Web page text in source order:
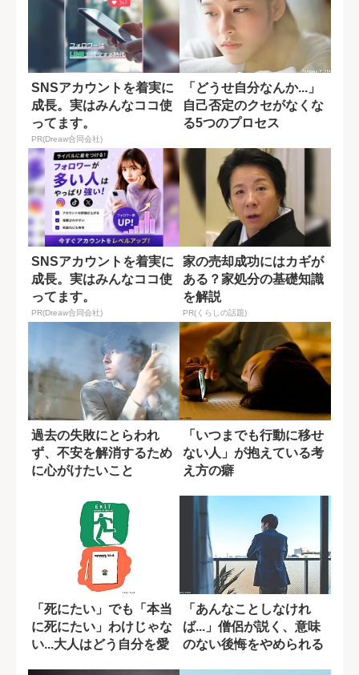
SNSアカウントを着実に
成長。実はみんなココ使
ってます。
PR(Dreaw合同会社)
「どうせ自分なんか...」
自己否定のクセがなくな
る5つのプロセス
SNSアカウントを着実に
成長。実はみんなココ使
ってます。
PR(Dreaw合同会社)
家の売却成功にはカギが
ある？家処分の基礎知識
を解説
PR(くらしの話題)
過去の失敗にとらわれ
ず、不安を解消するため
に心がけたいこと
「いつまでも行動に移せ
ない人」が抱えている考
え方の癖
「死にたい」でも「本当
に死にたい」わけじゃな
い...大人はどう自分を愛
「あんなことしなけれ
ば...」僧侶が説く、意味
のない後悔をやめられる